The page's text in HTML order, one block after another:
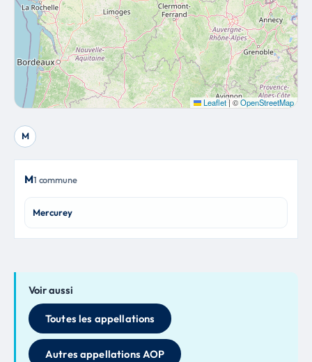
Leaflet| ©OpenStreetMap
M
M1 commune
Mercurey
Voir aussi
Toutes les appellations
Autres appellations AOP